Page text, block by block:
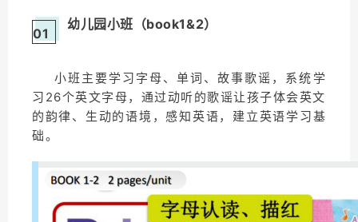
01
幼儿园小班（book1&2）
小班主要学习字母、单词、故事歌谣，系统学
习26个英文字母，通过动听的歌谣让孩子体会英文
的韵律、生动的语境，感知英语，建立英语学习基
础。